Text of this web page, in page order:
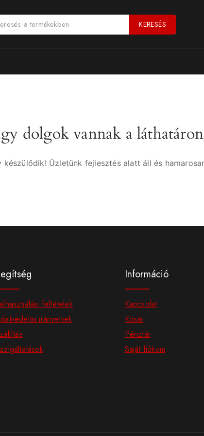
KERESÉS
dolgok vannak a láthatáron
készülődik! Üzletünk fejlesztés alatt áll és
feltételek
irányelvek
Információ
Kapcsolat
Kosár
Pénztár
Saját fiókom